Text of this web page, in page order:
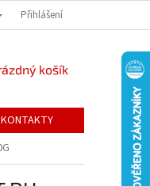
Přihlášení
košík
KONTAKTY